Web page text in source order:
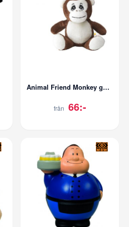
Animal Friend Monkey gosedjur
från 66:-